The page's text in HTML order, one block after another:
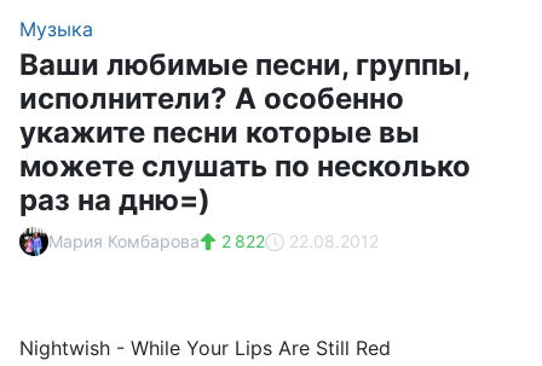
Музыка
Ваши любимые песни, группы,
исполнители? А особенно
укажите песни которые вы
можете слушать по несколько
раз на дню=)
Мария Комбарова 2 822 22.08.2012
Nightwish - While Your Lips Are Still Red